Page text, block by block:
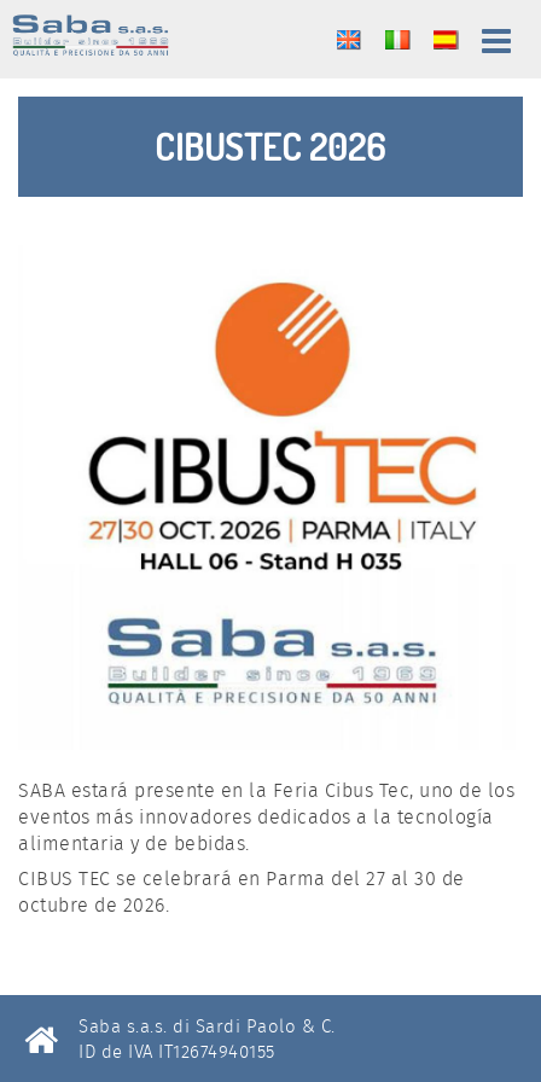
CIBUSTEC 2026
SABA estará presente en la Feria Cibus Tec, uno de los
eventos más innovadores dedicados a la tecnología
alimentaria y de bebidas.
CIBUS TEC se celebrará en Parma del 27 al 30 de
octubre de 2026.
Saba s.a.s. di Sardi Paolo & C.
ID de IVA IT12674940155